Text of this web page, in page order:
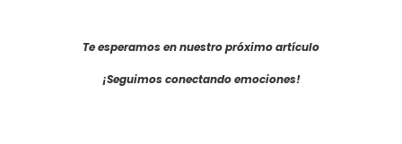
Te esperamos en nuestro próximo artículo
¡Seguimos conectando emociones!